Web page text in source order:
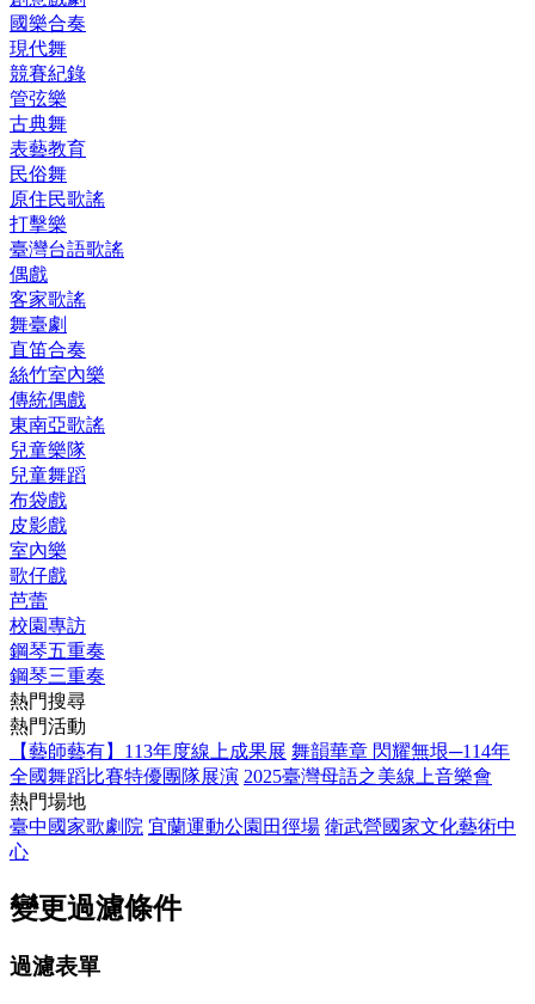
國樂合奏
現代舞
競賽紀錄
管弦樂
古典舞
表藝教育
民俗舞
原住民歌謠
打擊樂
臺灣台語歌謠
偶戲
客家歌謠
舞臺劇
直笛合奏
絲竹室內樂
傳統偶戲
東南亞歌謠
兒童樂隊
兒童舞蹈
布袋戲
皮影戲
室內樂
歌仔戲
芭蕾
校園專訪
鋼琴五重奏
鋼琴三重奏
熱門搜尋
熱門活動
【藝師藝有】113年度線上成果展 舞韻華章 閃耀無垠─114年
全國舞蹈比賽特優團隊展演 2025臺灣母語之美線上音樂會
熱門場地
臺中國家歌劇院 宜蘭運動公園田徑場 衛武營國家文化藝術中
心
變更過濾條件
過濾表單